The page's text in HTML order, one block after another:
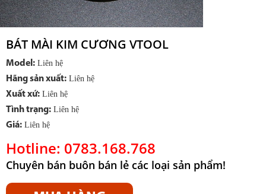
BÁT MÀI KIM CƯƠNG VTOOL
Model: Liên hệ
Hãng sản xuất: Liên hệ
Xuất xứ: Liên hệ
Tình trạng: Liên hệ
Giá: Liên hệ
Hotline: 0783.168.768
Chuyên bán buôn bán lẻ các loại sản phẩm!